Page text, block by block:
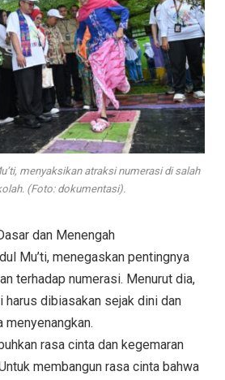
menyaksikan atraksi numerasi di salah
(Foto: dokumentasi).
dan Menengah
Mu’ti, menegaskan pentingnya
terhadap numerasi. Menurut dia,
harus dibiasakan sejak dini dan
menyenangkan.
rasa cinta dan kegemaran
membangun rasa cinta bahwa